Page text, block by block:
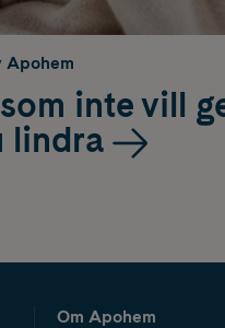
Apohem
inte vill
lindra
Om Apohem